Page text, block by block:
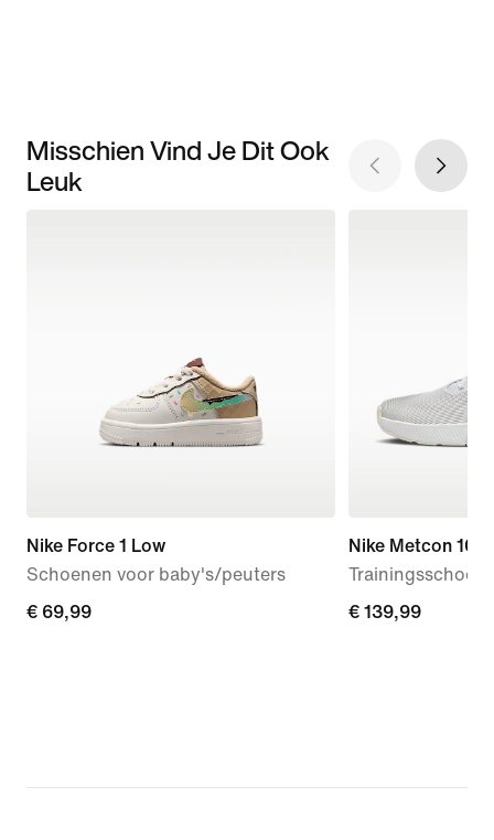
Misschien Vind Je Dit Ook
Leuk
Nike Force 1 Low
Schoenen voor baby's/peuters
€ 69,99
€ 69,99
Nike Metcon 10
€ 139,99
€ 139,99